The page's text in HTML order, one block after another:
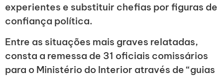
experientes e substituir chefias por figuras de
confiança política.
Entre as situações mais graves relatadas,
consta a remessa de 31 oficiais comissários
para o Ministério do Interior através de “guias